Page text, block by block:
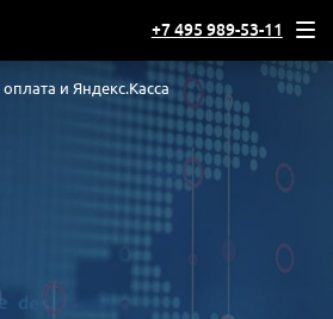
+7 495 989-53-11
и Яндекс.Касса